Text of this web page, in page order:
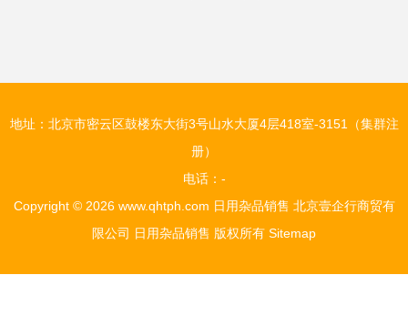
地址：北京市密云区鼓楼东大街3号山水大厦4层418室-3151（集群注
册）
电话：-
Copyright © 2026 www.qhtph.com 日用杂品销售 北京壹企行商贸有
限公司 日用杂品销售 版权所有 Sitemap